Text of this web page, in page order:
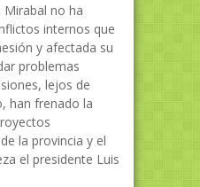
Mirabal no ha
internos que
y afectada su
problemas
lejos de
han frenado la
la provincia y el
el presidente Luis